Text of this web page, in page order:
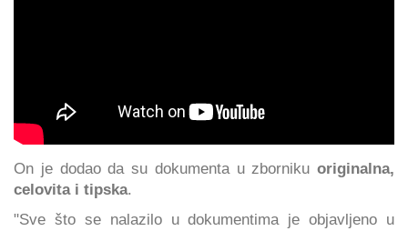
On je dodao da su dokumenta u zborniku originalna,
celovita i tipska.
"Sve što se nalazilo u dokumentima je objavljeno u